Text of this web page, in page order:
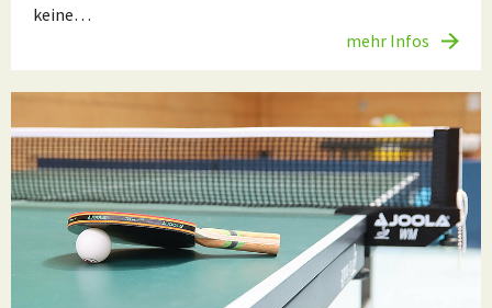
keine…
mehr Infos